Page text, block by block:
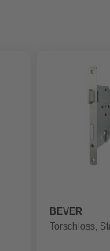
BEVER
Torschloss,